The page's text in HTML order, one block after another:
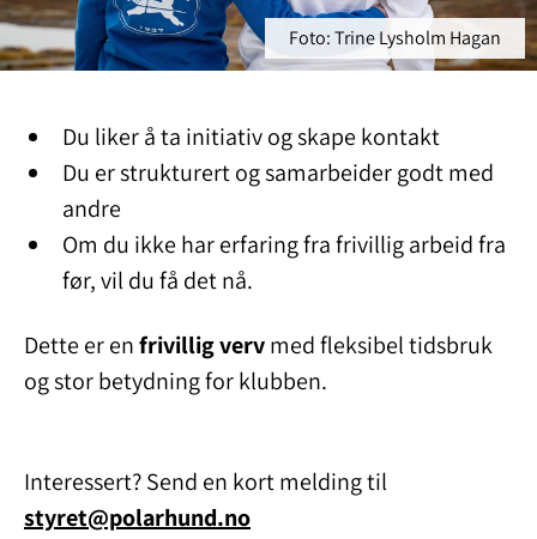
Foto: Trine Lysholm Hagan
Du liker å ta initiativ og skape kontakt
Du er strukturert og samarbeider godt med
andre
Om du ikke har erfaring fra frivillig arbeid fra
før, vil du få det nå.
Dette er enfrivillig vervmed fleksibel tidsbruk
og stor betydning for klubben.
Interessert? Send en kort melding til
styret@polarhund.no